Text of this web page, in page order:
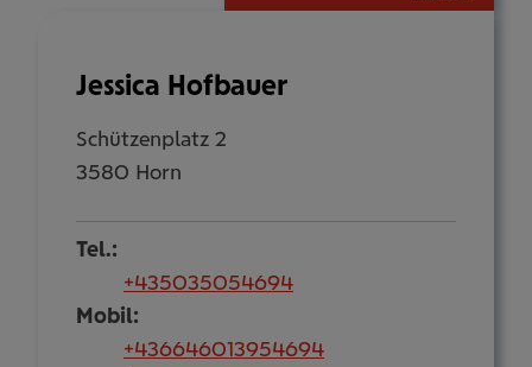
Jessica Hofbauer
Schützenplatz 2
3580 Horn
Tel.:
+435035054694
Mobil:
+436646013954694